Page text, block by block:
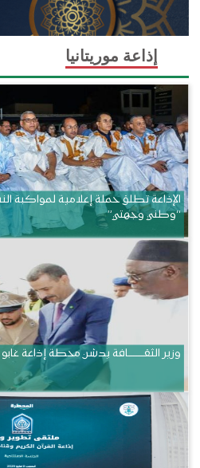
إذاعة موريتانيا
الإذاعة تطلق حملة إعلامية لمواكبة
“وطني وجهتي”
وزير الثقــــــــــافة يدشن محطة إذاعة